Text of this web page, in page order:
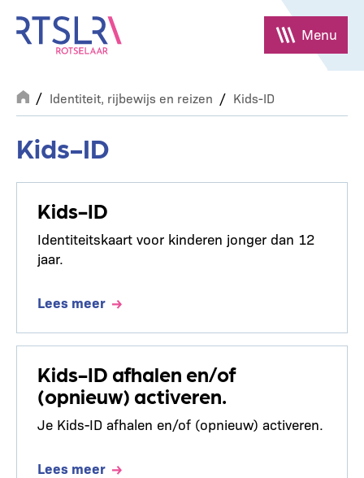
naar
inhoud
gaan
Menu
Breadcrumb
Identiteit, rijbewijs en reizen Kids-ID
Kids-ID
Kids-ID
Identiteitskaart voor kinderen jonger dan 12
jaar.
Lees meer
Kids-ID afhalen en/of
(opnieuw) activeren.
Je Kids-ID afhalen en/of (opnieuw) activeren.
Lees meer